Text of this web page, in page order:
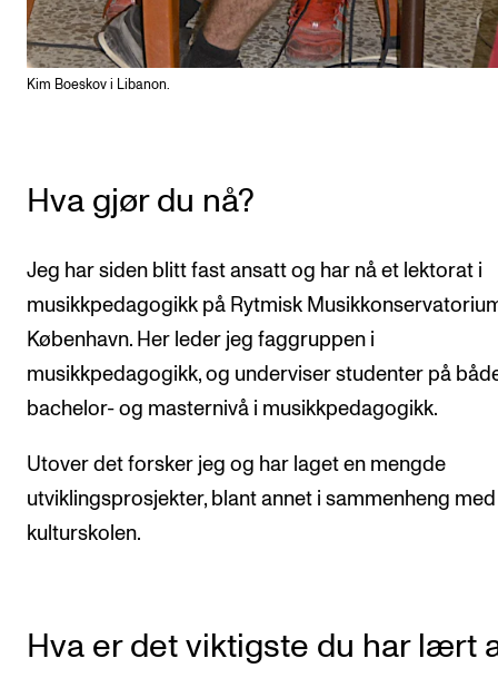
Kim Boeskov i Libanon.
Hva gjør du nå?
Jeg har siden blitt fast ansatt og har nå et lektorat i
musikkpedagogikk på Rytmisk
København. Her leder jeg faggruppen i
musikkpedagogikk, og underviser studenter på
bachelor- og masternivå i musikkpedagogikk.
Utover det forsker jeg og har laget en mengde
utviklingsprosjekter, blant annet i sammenheng med
kulturskolen.
Hva er det viktigste du har lært